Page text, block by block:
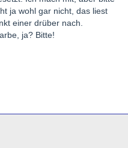
ja wohl gar nicht, das liest
einer drüber nach.
ja? Bitte!